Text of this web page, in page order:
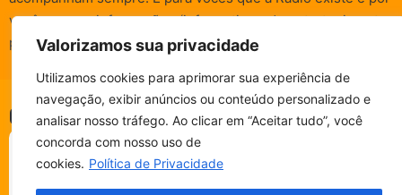
Valorizamos sua privacidade
Utilizamos cookies para aprimorar sua experiência de
navegação, exibir anúncios ou conteúdo personalizado e
analisar nosso tráfego. Ao clicar em “Aceitar tudo”, você
concorda com nosso uso de
cookies. Política de Privacidade
CAMPINA FM - AO VIVO
ESCUTE SEM PARAR!
vocês que as informações (informativas, de entretenimento,
promocionais e de conscientização) são realizadas.
© Campina FM 1978 – 2026.Termos de Uso|Política de
Privacidade
Desenvolvido pelarox Publicidade